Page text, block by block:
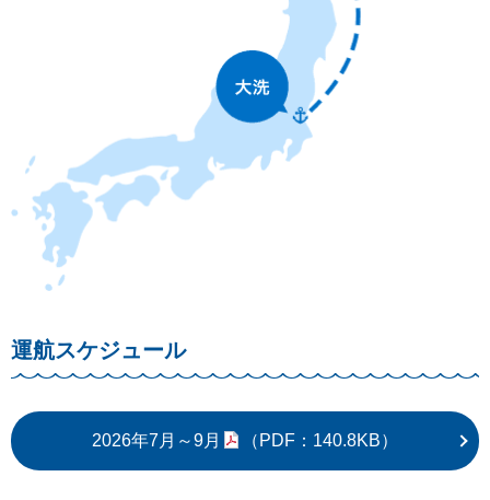
運航スケジュール
2026年7月～9月 （PDF：140.8KB）